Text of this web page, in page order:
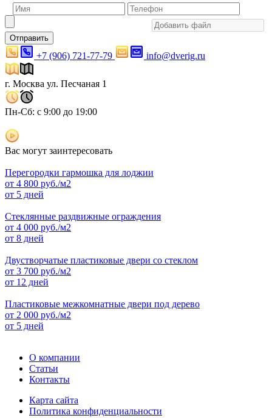
Отправить
+7 (906) 721-77-79 info@dverig.ru
г. Москва ул. Песчаная 1
Пн-Сб: с 9:00 до 19:00
Вас могут заинтересовать
Перегородки гармошка для лоджии
от 4 800 руб./м2
от 5 дней
Стеклянные раздвижные ограждения
от 4 000 руб./м2
от 8 дней
Двустворчатые пластиковые двери со стеклом
от 3 700 руб./м2
от 12 дней
Пластиковые межкомнатные двери под дерево
от 2 000 руб./м2
от 5 дней
О компании
Статьи
Контакты
Карта сайта
Политика конфиденциальности